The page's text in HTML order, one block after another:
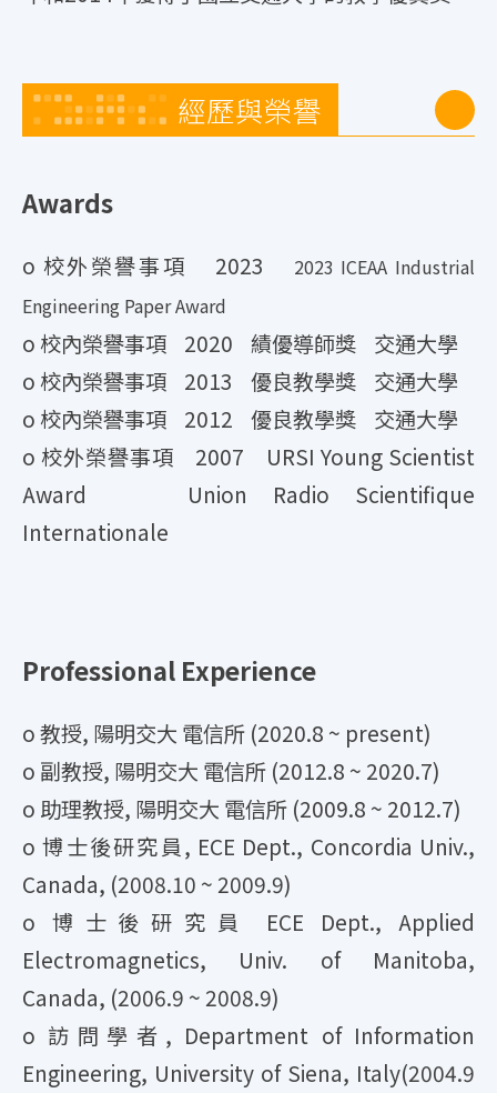
經歷與榮譽
Awards
o 校外榮譽事項 2023
2023 ICEAA Industrial
Engineering Paper Award
o 校內榮譽事項 2020 績優導師獎 交通大學
o 校內榮譽事項 2013 優良教學獎 交通大學
o 校內榮譽事項 2012 優良教學獎 交通大學
o 校外榮譽事項 2007 URSI Young Scientist
Award Union Radio Scientifique
Internationale
Professional Experience
o 教授, 陽明交大 電信所 (2020.8 ~ present)
o 副教授, 陽明交大 電信所 (2012.8 ~ 2020.7)
o 助理教授, 陽明交大 電信所 (2009.8 ~ 2012.7)
o 博士後研究員, ECE Dept., Concordia Univ.,
Canada, (2008.10 ~ 2009.9)
o 博士後研究員 ECE Dept., Applied
Electromagnetics, Univ. of Manitoba,
Canada, (2006.9 ~ 2008.9)
o 訪問學者, Department of Information
Engineering, University of Siena, Italy(2004.9